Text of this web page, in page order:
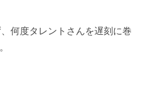
何度タレントさんを遅刻に巻